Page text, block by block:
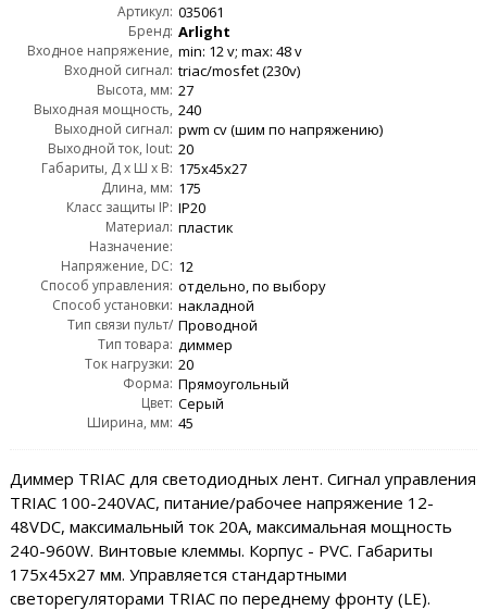
Артикул: 035061
Бренд: Arlight
Входное напряжение,
AC:
min: 12 v; max: 48 v
Входной сигнал: triac/mosfet (230v)
Высота, мм: 27
Выходная мощность,
Wout:
240
Выходной сигнал: pwm сv (шим по напряжению)
Выходной ток, Iout: 20
Габариты, Д x Ш x В: 175x45x27
Длина, мм: 175
Класс защиты IP: IP20
Материал: пластик
Назначение:
для светодиодных лент и модулей (cv/шим)
Напряжение, DC: 12
Способ управления: отдельно, по выбору
Способ установки: накладной
Тип связи пульт/
контроллер:
Проводной
Тип товара: диммер
Ток нагрузки: 20
Форма: Прямоугольный
Цвет: Серый
Ширина, мм: 45
Диммер TRIAC для светодиодных лент. Сигнал управления
TRIAC 100-240VAC, питание/рабочее напряжение 12-
48VDC, максимальный ток 20A, максимальная мощность
240-960W. Винтовые клеммы. Корпус - PVC. Габариты
175x45x27 мм. Управляется стандартными
светорегуляторами TRIAC по переднему фронту (LE).